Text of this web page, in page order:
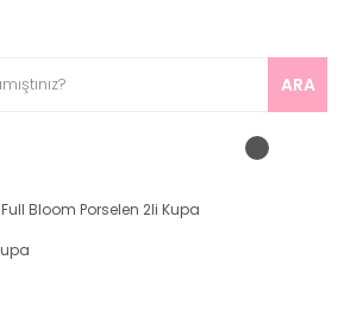
ARA
Full Bloom Porselen 2li Kupa